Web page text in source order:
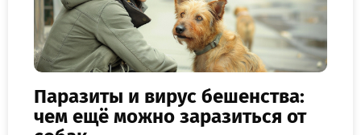
Паразиты и вирус бешенства:
чем ещё можно заразиться от